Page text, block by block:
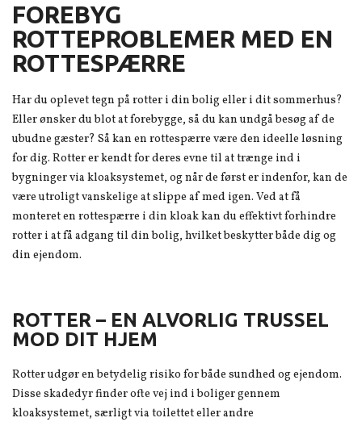
FOREBYG
ROTTEPROBLEMER MED EN
ROTTESPÆRRE
Har du oplevet tegn på rotter i din bolig eller i dit sommerhus?
Eller ønsker du blot at forebygge, så du kan undgå besøg af de
ubudne gæster? Så kan en rottespærre være den ideelle løsning
for dig. Rotter er kendt for deres evne til at trænge ind i
bygninger via kloaksystemet, og når de først er indenfor, kan de
være utroligt vanskelige at slippe af med igen. Ved at få
monteret en rottespærre i din kloak kan du effektivt forhindre
rotter i at få adgang til din bolig, hvilket beskytter både dig og
din ejendom.
ROTTER – EN ALVORLIG TRUSSEL
MOD DIT HJEM
Rotter udgør en betydelig risiko for både sundhed og ejendom.
Disse skadedyr finder ofte vej ind i boliger gennem
kloaksystemet, særligt via toilettet eller andre